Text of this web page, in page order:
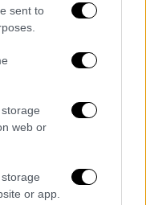
sent to
web or
or app.
ώρα
14:00το
αίτηση
που
μπορούν να
πτυχίο ΑΕΙ.
ΕΔΩ.